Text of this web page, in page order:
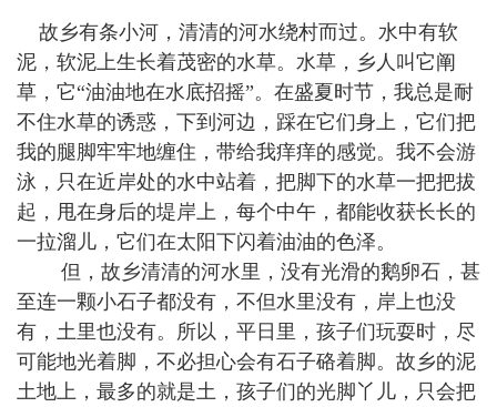
故乡有条小河，清清的河水绕村而过。水中有软
泥，软泥上生长着茂密的水草。水草，乡人叫它阐
草，它“油油地在水底招摇”。在盛夏时节，我总是耐
不住水草的诱惑，下到河边，踩在它们身上，它们把
我的腿脚牢牢地缠住，带给我痒痒的感觉。我不会游
泳，只在近岸处的水中站着，把脚下的水草一把把拔
起，甩在身后的堤岸上，每个中午，都能收获长长的
一拉溜儿，它们在太阳下闪着油油的色泽。
但，故乡清清的河水里，没有光滑的鹅卵石，甚
至连一颗小石子都没有，不但水里没有，岸上也没
有，土里也没有。所以，平日里，孩子们玩耍时，尽
可能地光着脚，不必担心会有石子硌着脚。故乡的泥
土地上，最多的就是土，孩子们的光脚丫儿，只会把